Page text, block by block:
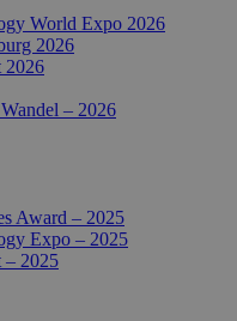
World Expo 2026
2026
2026
– 2026
Award – 2025
Expo – 2025
– 2025